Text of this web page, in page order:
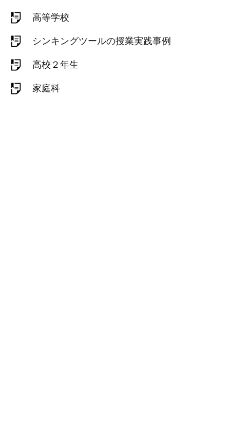
高等学校
シンキングツールの授業実践事例
高校２年生
家庭科